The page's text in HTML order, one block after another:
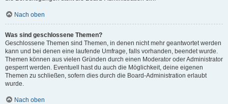
Nach oben
Was sind geschlossene Themen?
Geschlossene Themen sind Themen, in denen nicht mehr geantwortet werden
kann und bei denen eine laufende Umfrage, falls vorhanden, beendet wurde.
Themen können aus vielen Gründen durch einen Moderator oder Administrator
gesperrt werden. Eventuell hast du auch die Möglichkeit, deine eigenen
Themen zu schließen, sofern dies durch die Board-Administration erlaubt
wurde.
Nach oben